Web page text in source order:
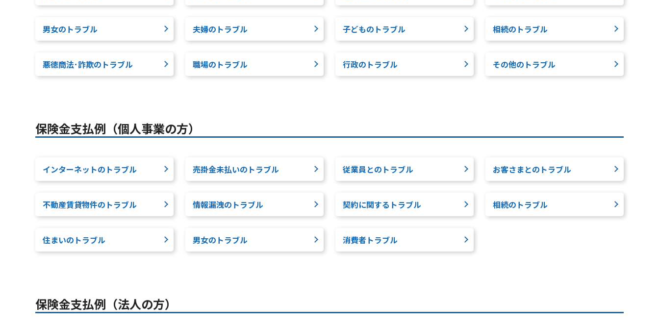
男女のトラブル 夫婦のトラブル 子どものトラブル 相続のトラブル
悪徳商法･詐欺のトラブル 職場のトラブル 行政のトラブル その他のトラブル
保険金支払例（個人事業の方）
インターネットのトラブル 売掛金未払いのトラブル 従業員とのトラブル お客さまとのトラブル
不動産賃貸物件のトラブル 情報漏洩のトラブル 契約に関するトラブル 相続のトラブル
住まいのトラブル 男女のトラブル 消費者トラブル
保険金支払例（法人の方）